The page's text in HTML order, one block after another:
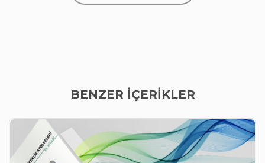
BENZER İÇERİKLER